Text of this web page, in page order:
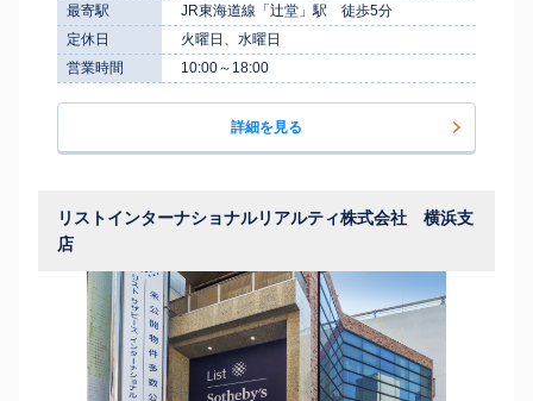
最寄駅
JR東海道線「辻堂」駅 徒歩5分
定休日
火曜日、水曜日
営業時間
10:00～18:00
詳細を見る
リストインターナショナルリアルティ株式会社 横浜支
店